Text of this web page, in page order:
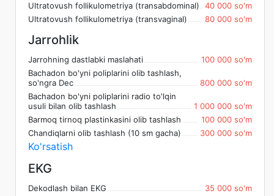
Ultratovush follikulometriya (transabdominal)
40 000 so'm
Ultratovush follikulometriya (transvaginal)
80 000 so'm
Jarrohlik
Jarrohning dastlabki maslahati
100 000 so'm
Bachadon bo'yni poliplarini olib tashlash,
so'ngra Dec
800 000 so'm
Bachadon bo'yni poliplarini radio to'lqin
usuli bilan olib tashlash
1 000 000 so'm
Barmoq tirnoq plastinkasini olib tashlash
100 000 so'm
Chandiqlarni olib tashlash (10 sm gacha)
300 000 so'm
Ko'rsatish
EKG
Dekodlash bilan EKG
35 000 so'm